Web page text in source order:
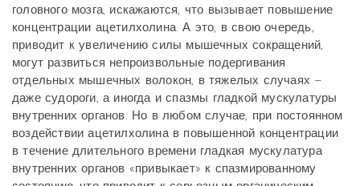
головного мозга, искажаются, что вызывает повышение
концентрации ацетилхолина. А это, в свою очередь,
приводит к увеличению силы мышечных сокращений,
могут развиться непроизвольные подергивания
отдельных мышечных волокон, в тяжелых случаях –
даже судороги, а иногда и спазмы гладкой мускулатуры
внутренних органов. Но в любом случае, при постоянном
воздействии ацетилхолина в повышенной концентрации
в течение длительного времени гладкая мускулатура
внутренних органов «привыкает» к спазмированному